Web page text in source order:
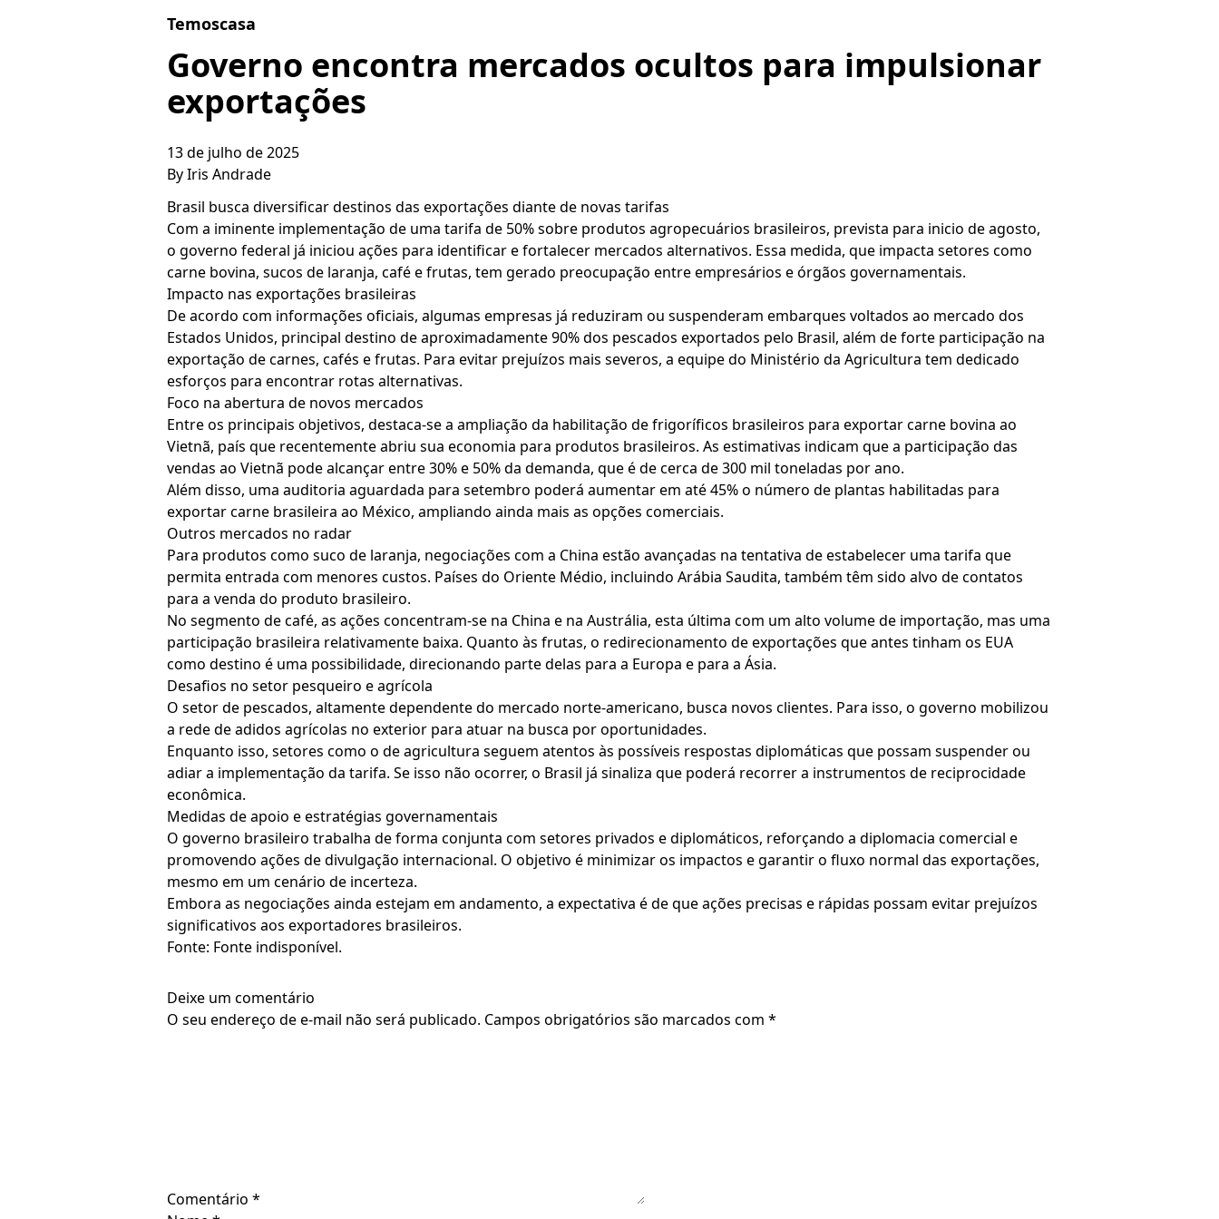
Temoscasa
Governo encontra mercados ocultos para impulsionar
exportações
13 de julho de 2025
ByIris Andrade
Brasil busca diversificar destinos das exportações diante de novas tarifas
Com a iminente implementação de uma tarifa de 50% sobre produtos agropecuários brasileiros, prevista para inicio de agosto,
o governo federal já iniciou ações para identificar e fortalecer mercados alternativos. Essa medida, que impacta setores como
carne bovina, sucos de laranja, café e frutas, tem gerado preocupação entre empresários e órgãos governamentais.
Impacto nas exportações brasileiras
De acordo com informações oficiais, algumas empresas já reduziram ou suspenderam embarques voltados ao mercado dos
Estados Unidos, principal destino de aproximadamente 90% dos pescados exportados pelo Brasil, além de forte participação na
exportação de carnes, cafés e frutas. Para evitar prejuízos mais severos, a equipe do Ministério da Agricultura tem dedicado
esforços para encontrar rotas alternativas.
Foco na abertura de novos mercados
Entre os principais objetivos, destaca-se a ampliação da habilitação de frigoríficos brasileiros para exportar carne bovina ao
Vietnã, país que recentemente abriu sua economia para produtos brasileiros. As estimativas indicam que a participação das
vendas ao Vietnã pode alcançar entre 30% e 50% da demanda, que é de cerca de 300 mil toneladas por ano.
Além disso, uma auditoria aguardada para setembro poderá aumentar em até 45% o número de plantas habilitadas para
exportar carne brasileira ao México, ampliando ainda mais as opções comerciais.
Outros mercados no radar
Para produtos como suco de laranja, negociações com a China estão avançadas na tentativa de estabelecer uma tarifa que
permita entrada com menores custos. Países do Oriente Médio, incluindo Arábia Saudita, também têm sido alvo de contatos
para a venda do produto brasileiro.
No segmento de café, as ações concentram-se na China e na Austrália, esta última com um alto volume de importação, mas uma
participação brasileira relativamente baixa. Quanto às frutas, o redirecionamento de exportações que antes tinham os EUA
como destino é uma possibilidade, direcionando parte delas para a Europa e para a Ásia.
Desafios no setor pesqueiro e agrícola
O setor de pescados, altamente dependente do mercado norte-americano, busca novos clientes. Para isso, o governo mobilizou
a rede de adidos agrícolas no exterior para atuar na busca por oportunidades.
Enquanto isso, setores como o de agricultura seguem atentos às possíveis respostas diplomáticas que possam suspender ou
adiar a implementação da tarifa. Se isso não ocorrer, o Brasil já sinaliza que poderá recorrer a instrumentos de reciprocidade
econômica.
Medidas de apoio e estratégias governamentais
O governo brasileiro trabalha de forma conjunta com setores privados e diplomáticos, reforçando a diplomacia comercial e
promovendo ações de divulgação internacional. O objetivo é minimizar os impactos e garantir o fluxo normal das exportações,
mesmo em um cenário de incerteza.
Embora as negociações ainda estejam em andamento, a expectativa é de que ações precisas e rápidas possam evitar prejuízos
significativos aos exportadores brasileiros.
Fonte: Fonte indisponível.
Deixe um comentário
O seu endereço de e-mail não será publicado. Campos obrigatórios são marcados com *
Comentário *